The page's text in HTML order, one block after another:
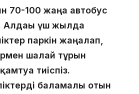
70-100 жаңа автобус
Алдағы үш жылда
паркін жаңалап,
шалғай тұрғын
тиіспіз.
баламалы отын